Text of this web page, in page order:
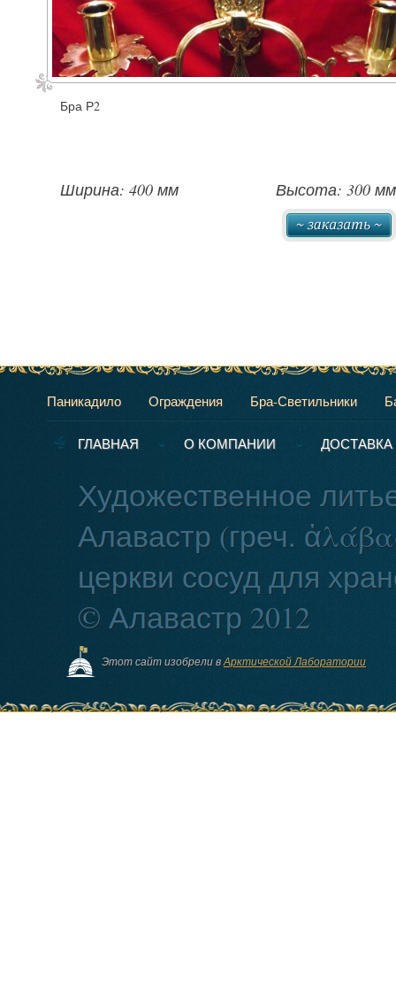
Бра Р2
Ширина: 400 мм Высота: 300 мм
Паникадило Ограждения Бра-Светильники
ГЛАВНАЯ О КОМПАНИИ ДОСТАВКА
Художественное
Алавастр (греч.
церкви сосуд для
© Алавастр 2012
Этот сайт изобрели вАрктической Лаборатории